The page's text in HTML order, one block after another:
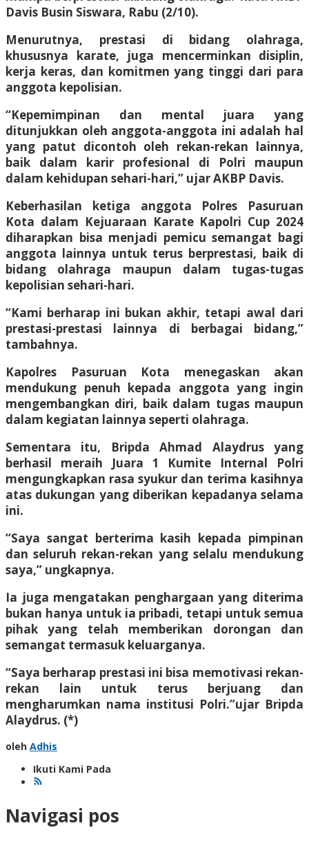
Davis Busin Siswara, Rabu (2/10).
Menurutnya, prestasi di bidang olahraga,
khususnya karate, juga mencerminkan disiplin,
kerja keras, dan komitmen yang tinggi dari para
anggota kepolisian.
“Kepemimpinan dan mental juara yang
ditunjukkan oleh anggota-anggota ini adalah hal
yang patut dicontoh oleh rekan-rekan lainnya,
baik dalam karir profesional di Polri maupun
dalam kehidupan sehari-hari,” ujar AKBP Davis.
Keberhasilan ketiga anggota Polres Pasuruan
Kota dalam Kejuaraan Karate Kapolri Cup 2024
diharapkan bisa menjadi pemicu semangat bagi
anggota lainnya untuk terus berprestasi, baik di
bidang olahraga maupun dalam tugas-tugas
kepolisian sehari-hari.
“Kami berharap ini bukan akhir, tetapi awal dari
prestasi-prestasi lainnya di berbagai bidang,”
tambahnya.
Kapolres Pasuruan Kota menegaskan akan
mendukung penuh kepada anggota yang ingin
mengembangkan diri, baik dalam tugas maupun
dalam kegiatan lainnya seperti olahraga.
Sementara itu, Bripda Ahmad Alaydrus yang
berhasil meraih Juara 1 Kumite Internal Polri
mengungkapkan rasa syukur dan terima kasihnya
atas dukungan yang diberikan kepadanya selama
ini.
“Saya sangat berterima kasih kepada pimpinan
dan seluruh rekan-rekan yang selalu mendukung
saya,” ungkapnya.
Ia juga mengatakan penghargaan yang diterima
bukan hanya untuk ia pribadi, tetapi untuk semua
pihak yang telah memberikan dorongan dan
semangat termasuk keluarganya.
“Saya berharap prestasi ini bisa memotivasi rekan-
rekan lain untuk terus berjuang dan
mengharumkan nama institusi Polri.”ujar Bripda
Alaydrus. (*)
oleh Adhis
Ikuti Kami Pada
Navigasi pos